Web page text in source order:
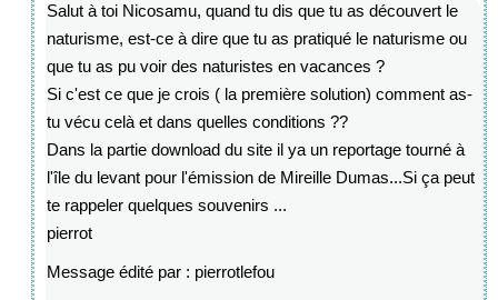
Salut à toi Nicosamu, quand tu dis que tu as découvert le
naturisme, est-ce à dire que tu as pratiqué le naturisme ou
que tu as pu voir des naturistes en vacances ?
Si c'est ce que je crois ( la première solution) comment as-
tu vécu celà et dans quelles conditions ??
Dans la partie download du site il ya un reportage tourné à
l'île du levant pour l'émission de Mireille Dumas...Si ça peut
te rappeler quelques souvenirs ...
pierrot
Message édité par : pierrotlefou